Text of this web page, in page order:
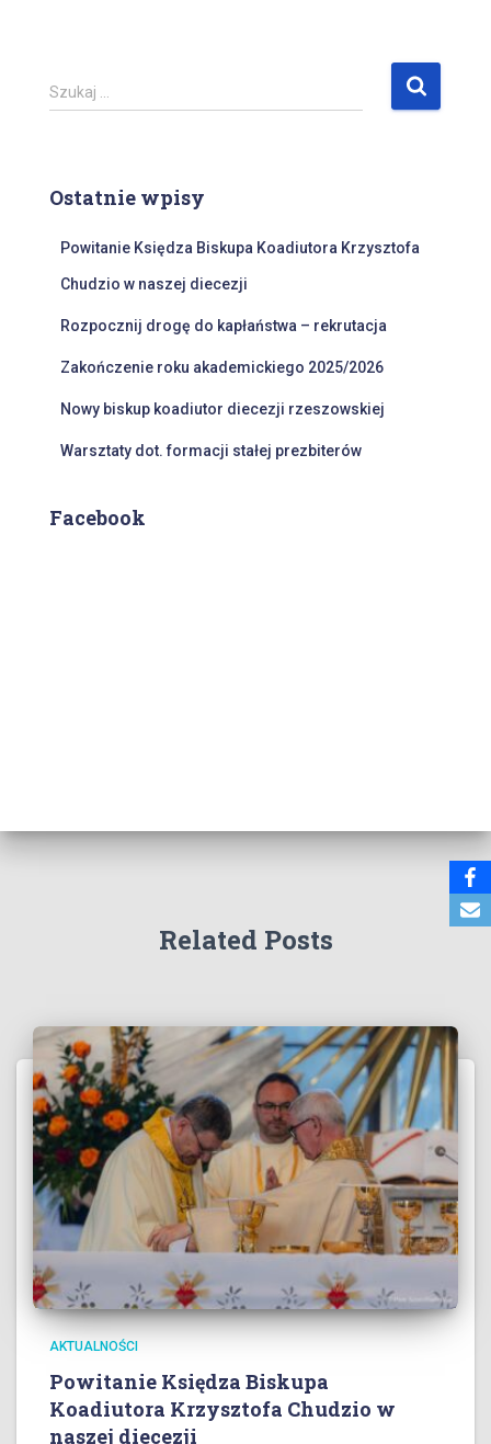
S
z
j
Szukaj …
Ostatnie wpisy
Powitanie Księdza Biskupa Koadiutora Krzysztofa
Chudzio w naszej diecezji
Rozpocznij drogę do kapłaństwa – rekrutacja
Zakończenie roku akademickiego 2025/2026
Nowy biskup koadiutor diecezji rzeszowskiej
Warsztaty dot. formacji stałej prezbiterów
Facebook
Related Posts
AKTUALNOŚCI
Powitanie Księdza Biskupa
Koadiutora Krzysztofa Chudzio w
naszej diecezji